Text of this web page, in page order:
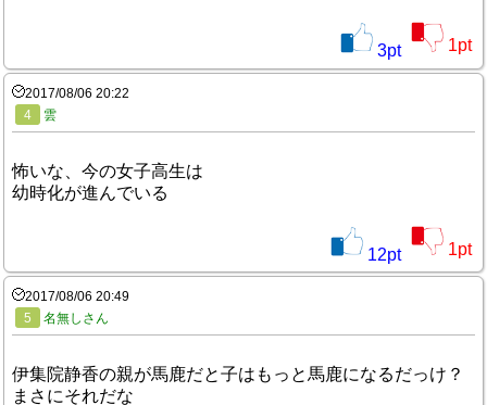
3pt 1pt
2017/08/06 20:22
4
雲
怖いな、今の女子高生は
幼時化が進んでいる
12pt 1pt
2017/08/06 20:49
5
名無しさん
伊集院静香の親が馬鹿だと子はもっと馬鹿になるだっけ？
まさにそれだな